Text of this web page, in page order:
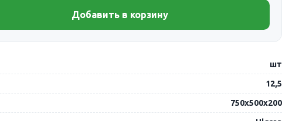
Добавить в корзину
шт
12,5
750х500х200